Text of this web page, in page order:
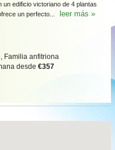
edificio victoriano de 4 plantas
un perfecto...
leer más »
Familia anfitriona
desde €357